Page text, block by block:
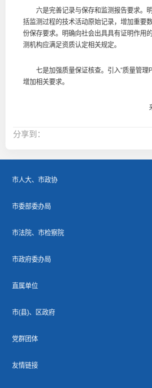
六是完善记录与保存和监测报告要求。
括监测过程的技术活动原始记录，增加重要
份保存要求。明确向社会出具具有证明作用
测机构应满足资质认定相关规定。
七是加强质量保证核查。引入“质量管理
增加相关要求。
分享到：
市人大、市政协
市委部委办局
市法院、市检察院
市政府委办局
直属单位
市(县)、区政府
党群团体
友情链接